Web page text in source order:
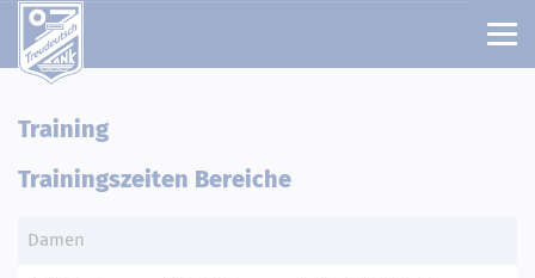
Training
Trainingszeiten Bereiche
Damen